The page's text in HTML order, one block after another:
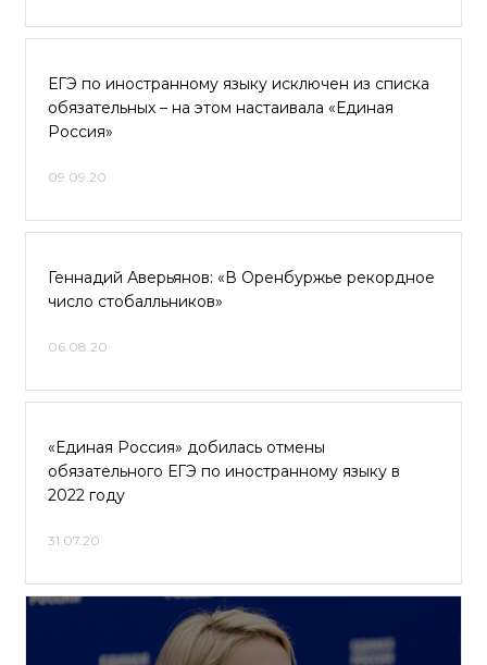
ЕГЭ по иностранному языку исключен из списка
обязательных – на этом настаивала «Единая
Россия»
09.09.20
Геннадий Аверьянов: «В Оренбуржье рекордное
число стобалльников»
06.08.20
«Единая Россия» добилась отмены
обязательного ЕГЭ по иностранному языку в
2022 году
31.07.20